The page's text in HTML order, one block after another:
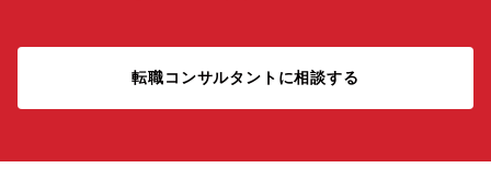
転職コンサルタントに相談する